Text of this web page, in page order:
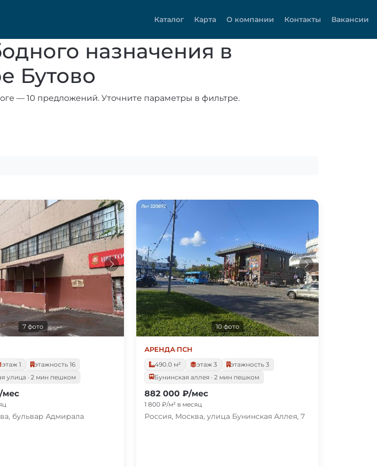
Каталог Карта О компании Контакты Вакансии
назначения в
Бутово
— 10 предложений. Уточните параметры в фильтре.
7 фото
этаж 1
этажность 16
улица · 2 мин пешком
мес
бульвар Адмирала
10 фото
АРЕНДА·ПСН
490.0 м²
этаж 3
этажность 3
Бунинская аллея · 2 мин пешком
882 000 ₽/мес
1 800 ₽/м² в месяц
Россия, Москва, улица Бунинская Аллея, 7